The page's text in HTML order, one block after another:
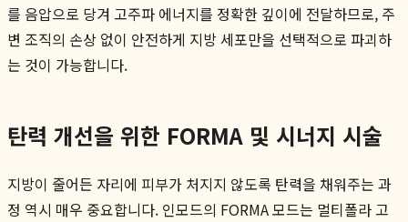
를 음압으로 당겨 고주파 에너지를 정확한 깊이에 전달하므로, 주
변 조직의 손상 없이 안전하게 지방 세포만을 선택적으로 파괴하
는 것이 가능합니다.
탄력 개선을 위한 FORMA 및 시너지 시술
지방이 줄어든 자리에 피부가 처지지 않도록 탄력을 채워주는 과
정 역시 매우 중요합니다. 인모드의 FORMA 모드는 멀티폴라 고